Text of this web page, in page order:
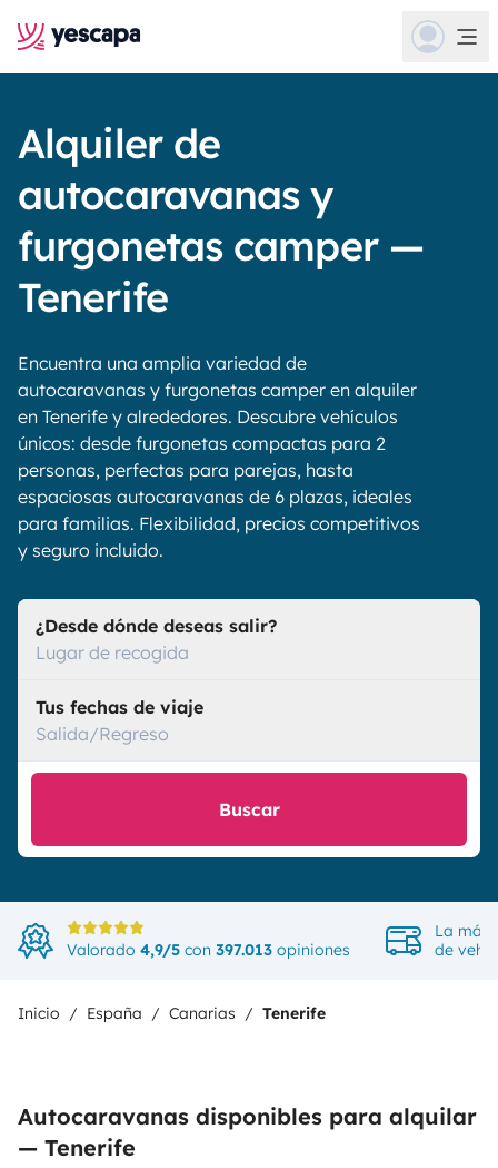
Alquiler de
autocaravanas y
furgonetas camper —
Tenerife
Encuentra una amplia variedad de
autocaravanas y furgonetas camper en alquiler
en Tenerife y alrededores. Descubre vehículos
únicos: desde furgonetas compactas para 2
personas, perfectas para parejas, hasta
espaciosas autocaravanas de 6 plazas, ideales
para familias. Flexibilidad, precios competitivos
y seguro incluido.
¿Desde dónde deseas salir?
Lugar de recogida
Tus fechas de viaje
Salida/Regreso
Buscar
Valorado 4,9/5 con 397.013 opiniones
La más
de
Inicio España Canarias Tenerife
Autocaravanas disponibles para alquilar
— Tenerife